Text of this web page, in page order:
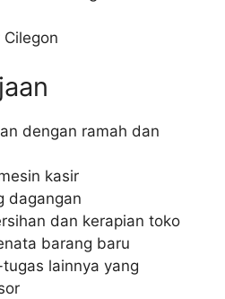
dengan ramah dan
kasir
dagangan
dan kerapian toko
barang baru
lainnya yang